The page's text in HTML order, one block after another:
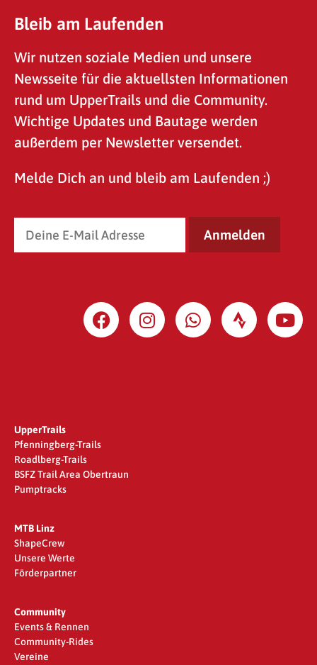
Bleib am Laufenden
Wir nutzen soziale Medien und unsere
Newsseite für die aktuellsten Informationen
rund um UpperTrails und die Community.
Wichtige Updates und Bautage werden
außerdem per Newsletter versendet.
Melde Dich an und bleib am Laufenden ;)
UpperTrails
Pfenningberg-Trails
Roadlberg-Trails
BSFZ Trail Area Obertraun
Pumptracks
MTB Linz
ShapeCrew
Unsere Werte
Förderpartner
Community
Events & Rennen
Community-Rides
Vereine